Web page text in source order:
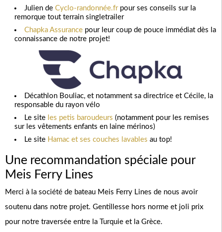
Julien deCyclo-randonnée.frpour ses conseils sur la
remorque tout terrain singletrailer
Chapka Assurance pour leur coup de pouce immédiat dès la
connaissance de notre projet!
Décathlon Bouliac, et notamment sa directrice et Cécile, la
responsable du rayon vélo
Le site les petis baroudeurs (notamment pour les remises
sur les vêtements enfants en laine mérinos)
Le site Hamac et ses couches lavables au top!
Une recommandation spéciale pour
Meis Ferry Lines
Merci à la société de bateau Meis Ferry Lines de nous avoir
soutenu dans notre projet. Gentillesse hors norme et joli prix
pour notre traversée entre la Turquie et la Grèce.